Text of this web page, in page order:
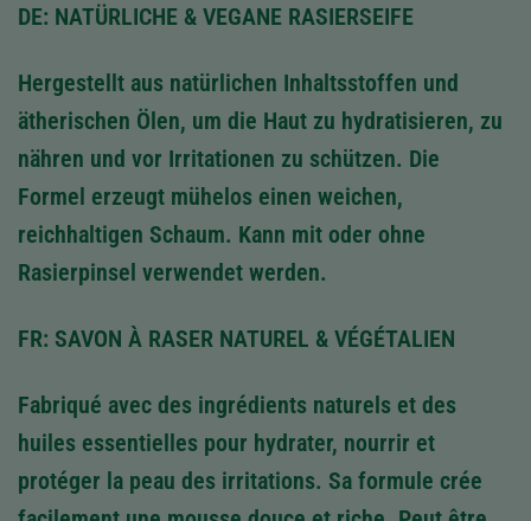
DE: NATÜRLICHE & VEGANE RASIERSEIFE
Hergestellt aus natürlichen Inhaltsstoffen und
ätherischen Ölen, um die Haut zu hydratisieren, zu
nähren und vor Irritationen zu schützen. Die
Formel erzeugt mühelos einen weichen,
reichhaltigen Schaum. Kann mit oder ohne
Rasierpinsel verwendet werden.
FR: SAVON À RASER NATUREL & VÉGÉTALIEN
Fabriqué avec des ingrédients naturels et des
huiles essentielles pour hydrater, nourrir et
protéger la peau des irritations. Sa formule crée